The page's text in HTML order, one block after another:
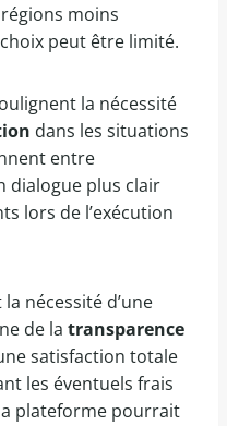
moins
peut être limité.
la nécessité
dans les situations
entre
dialogue plus clair
lors de l’exécution
nécessité d’une
de la transparence
satisfaction totale
les éventuels frais
plateforme pourrait